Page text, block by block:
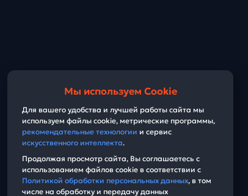
Мы используем Cookie
Для вашего удобства и лучшей работы сайта мы
используем файлы cookie, метрические программы,
рекомендательные технологии и сервис
искусственного интеллекта.
Продолжая просмотр сайта, Вы соглашаетесь с
использованием файлов cookie в соответствии с
Политикой обработки персональных данных, в том
числе на обработку и передачу данных